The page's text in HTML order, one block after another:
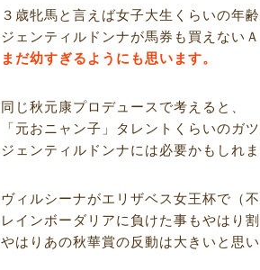
３歳牝馬と言えば女子大生くらいの年齢
ジェンティルドンナが馬券も買えない
まだ幼すぎるようにも思います。
同じ秋元康プロデュースで考えると、
「元おニャン子」タレントくらいのガ
ジェンティルドンナには必要かもしれま
ヴィルシーナがエリザベス女王杯で（
レインボーダリアに負けた事もやはり
やはりあの秋華賞の反動は大きいと思い